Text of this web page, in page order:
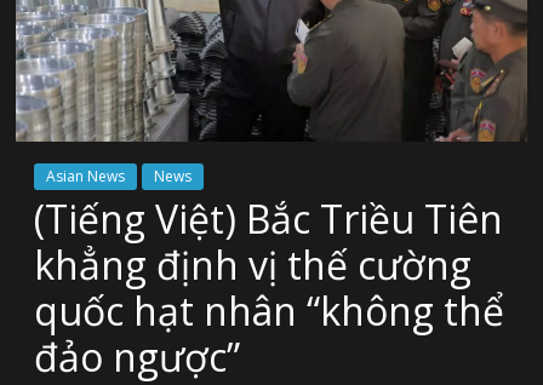
Asian News News
(Tiếng Việt) Bắc Triều Tiên
khẳng định vị thế cường
quốc hạt nhân “không thể
đảo ngược”